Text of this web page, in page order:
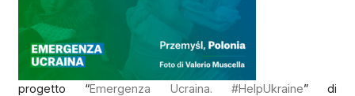
progetto “Emergenza Ucraina. #HelpUkraine” di